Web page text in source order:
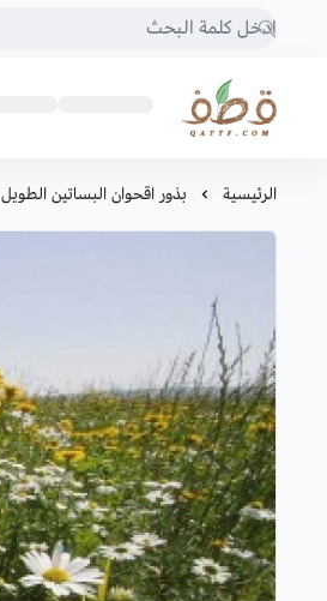
متجر قطف للبذور
الرئيسية بذور اقحوان البساتين الطويل